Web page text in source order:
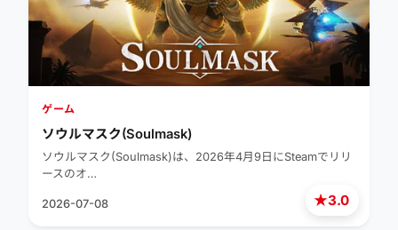
★3.0
ゲーム
ソウルマスク(Soulmask)
ソウルマスク(Soulmask)は、2026年4月9日にSteamでリリ
ースのオ…
2026-07-08